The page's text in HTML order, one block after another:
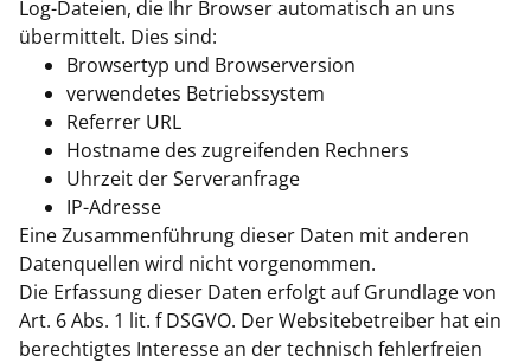
Log-Dateien, die Ihr Browser automatisch an uns
übermittelt. Dies sind:
Browsertyp und Browserversion
verwendetes Betriebssystem
Referrer URL
Hostname des zugreifenden Rechners
Uhrzeit der Serveranfrage
IP-Adresse
Eine Zusammenführung dieser Daten mit anderen
Datenquellen wird nicht vorgenommen.
Die Erfassung dieser Daten erfolgt auf Grundlage von
Art. 6 Abs. 1 lit. f DSGVO. Der Websitebetreiber hat ein
berechtigtes Interesse an der technisch fehlerfreien